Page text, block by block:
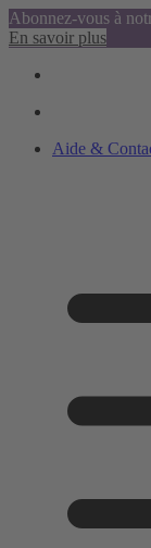
Abonnez-vous à
En savoir plus
Aide &